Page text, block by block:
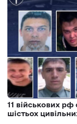
11 військових рф
шістьох